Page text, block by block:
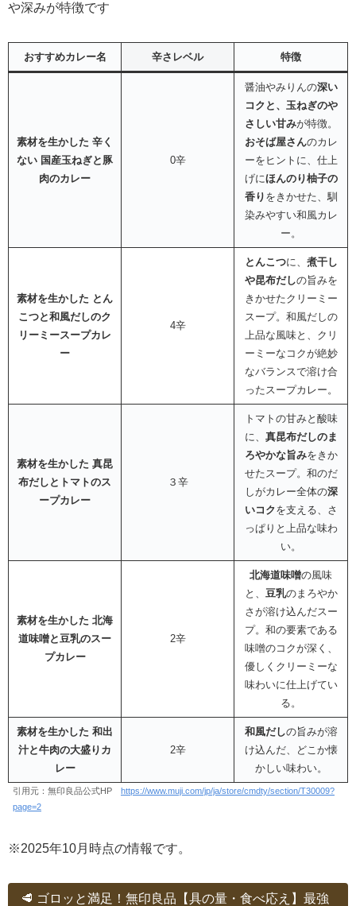
や深みが特徴です
おすすめカレー名 辛さレベル 特徴
素材を生かした 辛く
ない 国産玉ねぎと豚
肉のカレー
0辛
醤油やみりんの深い
コクと、玉ねぎのや
さしい甘みが特徴。
おそば屋さんのカレ
ーをヒントに、仕上
げにほんのり柚子の
香り をきかせた、馴
染みやすい和風カレ
ー。
素材を生かした とん
こつと和風だしのク
リーミースープカレ
ー
4辛
とんこつに、 煮干し
や昆布だしの旨みを
きかせたクリーミー
スープ。和風だしの
上品な風味と、クリ
ーミーなコクが絶妙
なバランスで溶け合
ったスープカレー。
素材を生かした 真昆
布だしとトマトのス
ープカレー
３辛
トマトの甘みと酸味
に、 真昆布だしのま
ろやかな旨みをきか
せたスープ。和のだ
しがカレー全体の深
いコクを支える、さ
っぱりと上品な味わ
い。
素材を生かした 北海
道味噌と豆乳のスー
プカレー
2辛
北海道味噌の風味
と、 豆乳のまろやか
さが溶け込んだスー
プ。和の要素である
味噌のコクが深く、
優しくクリーミーな
味わいに仕上げてい
る。
素材を生かした 和出
汁と牛肉の大盛りカ
レー
2辛
和風だしの旨みが溶
け込んだ、どこか懐
かしい味わい。
引用元：無印良品公式HP https://www.muji.com/jp/ja/store/cmdty/section/T30009?
page=2
※2025年10月時点の情報です。
🥩 ゴロッと満足！無印良品【具の量・食べ応え】最強